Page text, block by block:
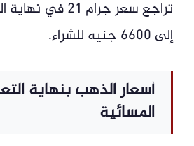
تراجع سعر جرام
إلى 6600 جنيه للشراء.
أسعار الذهب بنهاية
المسائية